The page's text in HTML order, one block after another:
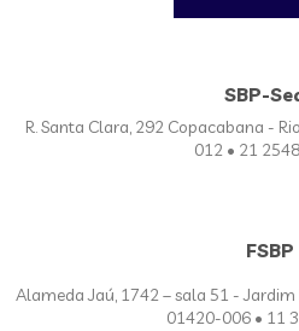
SBP-
R. Santa Clara, 292 Copacabana -
012 • 21
FSBP
Alameda Jaú, 1742 – sala 51 - Jardim
01420-006 • 11